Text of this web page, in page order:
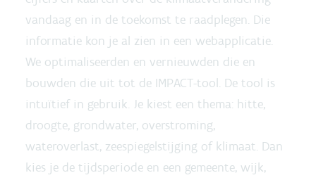
vandaag en in de toekomst te raadplegen. Die
informatie kon je al zien in een webapplicatie.
We optimaliseerden en vernieuwden die en
bouwden die uit tot de IMPACT-tool. De tool is
intuïtief in gebruik. Je kiest een thema: hitte,
droogte, grondwater, overstroming,
wateroverlast, zeespiegelstijging of klimaat. Dan
kies je de tijdsperiode en een gemeente, wijk,